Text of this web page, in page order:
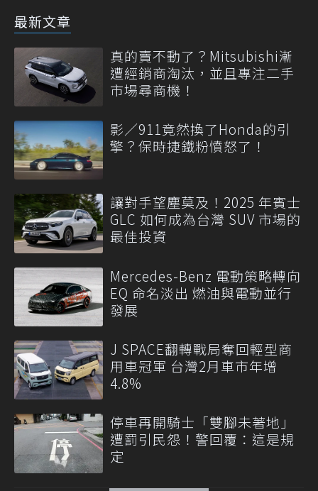
最新文章
真的賣不動了？Mitsubishi漸
遭經銷商淘汰，並且專注二手
市場尋商機！
影／911竟然換了Honda的引
擎？保時捷鐵粉憤怒了！
讓對手望塵莫及！2025 年賓士
GLC 如何成為台灣 SUV 市場的
最佳投資
Mercedes-Benz 電動策略轉向
EQ 命名淡出 燃油與電動並行
發展
J SPACE翻轉戰局奪回輕型商
用車冠軍 台灣2月車市年增
4.8%
停車再開騎士「雙腳未著地」
遭罰引民怨！警回覆：這是規
定